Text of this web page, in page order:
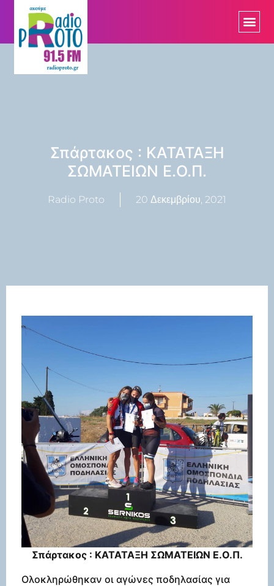
Σπάρτακος : ΚΑΤΑΤΑΞΗ
ΣΩΜΑΤΕΙΩΝ Ε.Ο.Π.
Radio Proto 20 Δεκεμβρίου, 2021
Σπάρτακος : ΚΑΤΑΤΑΞΗ ΣΩΜΑΤΕΙΩΝ Ε.Ο.Π.
Ολοκληρώθηκαν οι αγώνες ποδηλασίας για